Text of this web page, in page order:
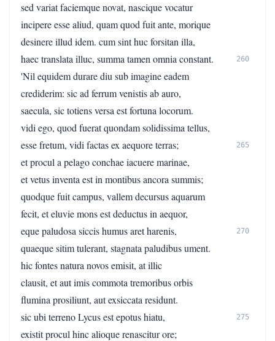
sed variat faciemque novat, nascique vocatur
incipere esse aliud, quam quod fuit ante, morique
desinere illud idem. cum sint huc forsitan illa,
haec translata illuc, summa tamen omnia constant.
260
'Nil equidem durare diu sub imagine eadem
crediderim: sic ad ferrum venistis ab auro,
saecula, sic totiens versa est fortuna locorum.
vidi ego, quod fuerat quondam solidissima tellus,
esse fretum, vidi factas ex aequore terras;
265
et procul a pelago conchae iacuere marinae,
et vetus inventa est in montibus ancora summis;
quodque fuit campus, vallem decursus aquarum
fecit, et eluvie mons est deductus in aequor,
eque paludosa siccis humus aret harenis,
270
quaeque sitim tulerant, stagnata paludibus ument.
hic fontes natura novos emisit, at illic
clausit, et aut imis commota tremoribus orbis
flumina prosiliunt, aut exsiccata residunt.
sic ubi terreno Lycus est epotus hiatu,
275
existit procul hinc alioque renascitur ore;